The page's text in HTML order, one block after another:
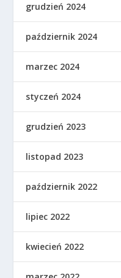
grudzień 2024
październik 2024
marzec 2024
styczeń 2024
grudzień 2023
listopad 2023
październik 2022
lipiec 2022
kwiecień 2022